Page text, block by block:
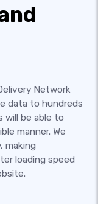
Network
data to hundreds
will be able to
manner. We
making
loading speed